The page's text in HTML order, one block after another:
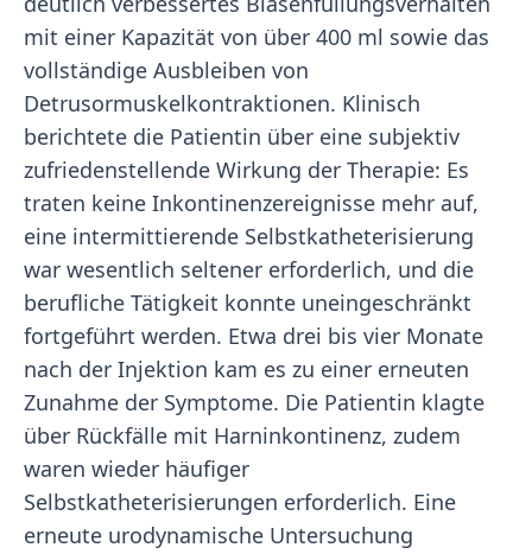
mit einer Kapazität von über 400 ml sowie das
vollständige Ausbleiben von
Detrusormuskelkontraktionen. Klinisch
berichtete die Patientin über eine subjektiv
zufriedenstellende Wirkung der Therapie: Es
traten keine Inkontinenzereignisse mehr auf,
eine intermittierende Selbstkatheterisierung
war wesentlich seltener erforderlich, und die
berufliche Tätigkeit konnte uneingeschränkt
fortgeführt werden. Etwa drei bis vier Monate
nach der Injektion kam es zu einer erneuten
Zunahme der Symptome. Die Patientin klagte
über Rückfälle mit Harninkontinenz, zudem
waren wieder häufiger
Selbstkatheterisierungen erforderlich. Eine
erneute urodynamische Untersuchung